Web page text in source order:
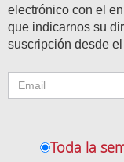
electrónico con el
que indicarnos su
suscripción desde
Toda la